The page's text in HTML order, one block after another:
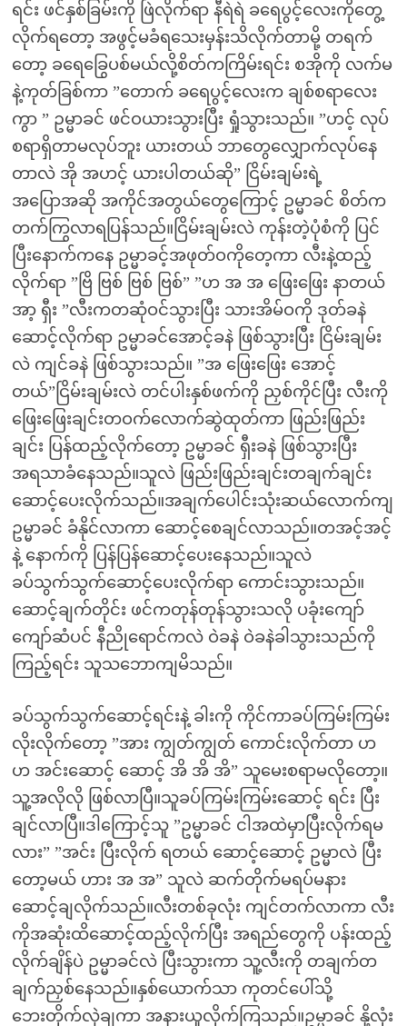
ရင်း ဖင်နှစ်ခြမ်းကို ဖြဲလိုက်ရာ နီရဲရဲ ခရေပွင့်လေးကိုတွေ့
လိုက်ရတော့ အဖွင့်မခံရသေးမှန်းသိလိုက်တာမို့ တရက်
တော့ ခရေခြွေပစ်မယ်လို့စိတ်ကကြိမ်းရင်း စအိုကို လက်မ
နဲ့ကုတ်ခြစ်ကာ ”တောက် ခရေပွင့်လေးက ချစ်စရာလေး
ကွာ ” ဥမ္မာခင် ဖင်ဝယားသွားပြီး ရှုံသွားသည်။ ”ဟင့် လုပ်
စရာရှိတာမလုပ်ဘူး ယားတယ် ဘာတွေလျှောက်လုပ်နေ
တာလဲ အို အဟင့် ယားပါတယ်ဆို” ငြိမ်းချမ်းရဲ့
အပြောအဆို အကိုင်အတွယ်တွေကြောင့် ဥမ္မာခင် စိတ်က
တက်ကြွလာရပြန်သည်။ငြိမ်းချမ်းလဲ ကုန်းတဲ့ပုံစံကို ပြင်
ပြီးနောက်ကနေ ဥမ္မာခင့်အဖုတ်ဝကိုတေ့ကာ လီးနဲ့ထည့်
လိုက်ရာ ”ဗြိ ဗြစ် ဗြစ် ဗြစ်” ”ဟ အ အ ဖြေးဖြေး နာတယ်
အာ့ ရှီး ”လီးကတဆုံဝင်သွားပြီး သားအိမ်ဝကို ဒုတ်ခနဲ
ဆောင့်လိုက်ရာ ဥမ္မာခင်အောင့်ခနဲ ဖြစ်သွားပြီး ငြိမ်းချမ်း
လဲ ကျင်ခနဲ ဖြစ်သွားသည်။ ”အ ဖြေးဖြေး အောင့်
တယ်”ငြိမ်းချမ်းလဲ တင်ပါးနှစ်ဖက်ကို ညှစ်ကိုင်ပြီး လီးကို
ဖြေးဖြေးချင်းတဝက်လောက်ဆွဲထုတ်ကာ ဖြည်းဖြည်း
ချင်း ပြန်ထည့်လိုက်တော့ ဥမ္မာခင် ရှီးခနဲ ဖြစ်သွားပြီး
အရသာခံနေသည်။သူလဲ ဖြည်းဖြည်းချင်းတချက်ချင်း
ဆောင့်ပေးလိုက်သည်။အချက်ပေါင်းသုံးဆယ်လောက်ကျ
ဥမ္မာခင် ခံနိုင်လာကာ ဆောင့်စေချင်လာသည်။တအင့်အင့်
နဲ့ နောက်ကို ပြန်ပြန်ဆောင့်ပေးနေသည်။သူလဲ
ခပ်သွက်သွက်ဆောင့်ပေးလိုက်ရာ ကောင်းသွားသည်။
ဆောင့်ချက်တိုင်း ဖင်ကတုန်တုန်သွားသလို ပခုံးကျော်
ကျော်ဆံပင် နီညိုရောင်ကလဲ ဝဲခနဲ ဝဲခနဲခါသွားသည်ကို
ကြည့်ရင်း သူသဘောကျမိသည်။
ခပ်သွက်သွက်ဆောင့်ရင်းနဲ့ ခါးကို ကိုင်ကာခပ်ကြမ်းကြမ်း
လိုးလိုက်တော့ ”အား ကျွတ်ကျွတ် ကောင်းလိုက်တာ ဟ
ဟ အင်းဆောင့် ဆောင့် အိ အိ အိ” သူမေးစရာမလိုတော့။
သူ့အလိုလို ဖြစ်လာပြီ။သူခပ်ကြမ်းကြမ်းဆောင့် ရင်း ပြီး
ချင်လာပြီ။ဒါကြောင့်သူ ”ဥမ္မာခင် ငါအထဲမှာပြီးလိုက်ရမ
လား” ”အင်း ပြီးလိုက် ရတယ် ဆောင့်ဆောင့် ဥမ္မာလဲ ပြီး
တော့မယ် ဟား အ အ” သူလဲ ဆက်တိုက်မရပ်မနား
ဆောင့်ချလိုက်သည်။လီးတစ်ခုလုံး ကျင်တက်လာကာ လီး
ကိုအဆုံးထိဆောင့်ထည့်လိုက်ပြီး အရည်တွေကို ပန်းထည့်
လိုက်ချိန်ပဲ ဥမ္မာခင်လဲ ပြီးသွားကာ သူ့လီးကို တချက်တ
ချက်ညှစ်နေသည်။နှစ်ယောက်သာ ကုတင်ပေါ်သို့
ဘေးတိုက်လှဲချကာ အနားယူလိုက်ကြသည်။ဥမ္မာခင် နို့လုံး